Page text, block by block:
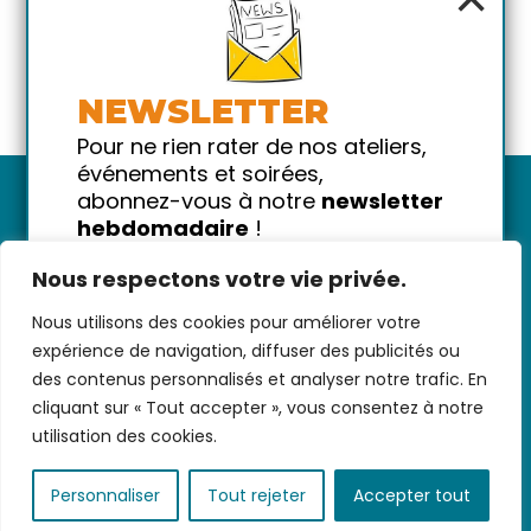
Nous respectons votre vie privée.
Nous utilisons des cookies pour améliorer votre
expérience de navigation, diffuser des publicités ou
des contenus personnalisés et analyser notre trafic. En
cliquant sur « Tout accepter », vous consentez à notre
utilisation des cookies.
Personnaliser Tout rejeter Accepter tout
Nous contacter- CGV/CGU-Données
personnelles-Infos pratiques- FAQ
NEWSLETTER
Pour ne rien rater de nos ateliers,
événements et soirées,
abonnez-vous à notre newsletter
hebdomadaire !
!
Votre email